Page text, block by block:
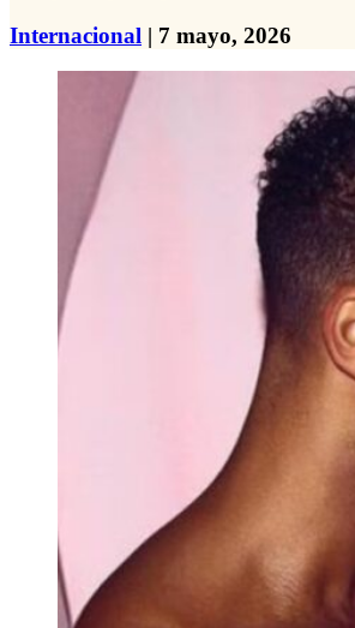
Internacional | 7 mayo, 2026